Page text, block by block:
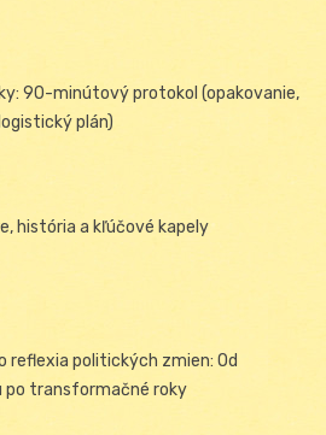
90-minútový protokol (opakovanie,
plán)
história a kľúčové kapely
reflexia politických zmien: Od
po transformačné roky